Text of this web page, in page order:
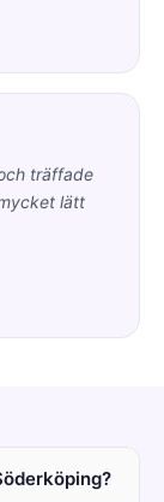
träffade
lätt